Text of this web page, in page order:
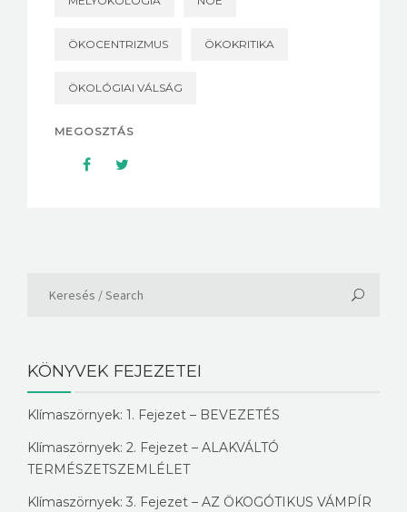
ÖKOCENTRIZMUS ÖKOKRITIKA
ÖKOLÓGIAI VÁLSÁG
MEGOSZTÁS
KÖNYVEK FEJEZETEI
Klímaszörnyek: 1. Fejezet – BEVEZETÉS
Klímaszörnyek: 2. Fejezet – ALAKVÁLTÓ
TERMÉSZETSZEMLÉLET
Klímaszörnyek: 3. Fejezet – AZ ÖKOGÓTIKUS VÁMPÍR